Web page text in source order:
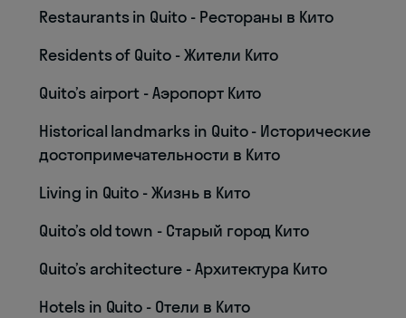
Restaurants in Quito - Рестораны в Кито
Residents of Quito - Жители Кито
Quito’s airport - Аэропорт Кито
Historical landmarks in Quito - Исторические
достопримечательности в Кито
Living in Quito - Жизнь в Кито
Quito’s old town - Старый город Кито
Quito’s architecture - Архитектура Кито
Hotels in Quito - Отели в Кито